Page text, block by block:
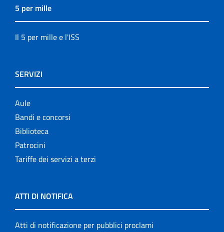
5 per mille
Il 5 per mille e l'ISS
SERVIZI
Aule
Bandi e concorsi
Biblioteca
Patrocini
Tariffe dei servizi a terzi
ATTI DI NOTIFICA
Atti di notificazione per pubblici proclami